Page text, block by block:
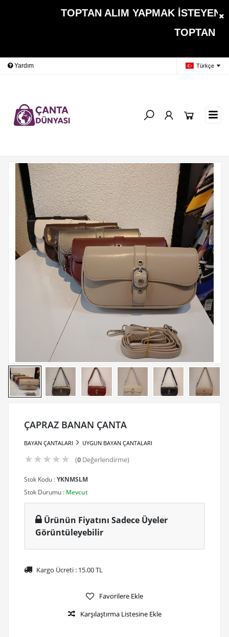
TOPTAN ALIM YAPMAK İSTEYEN
TOPTAN
Yardım Türkçe
ÇAPRAZ BANAN ÇANTA
BAYAN ÇANTALARI UYGUN BAYAN ÇANTALARI
★★★★★ (0Değerlendirme)
Stok Kodu :YKNMSLM
Stok Durumu : Mevcut
Ürünün Fiyatını Sadece Üyeler
Görüntüleyebilir
Kargo Ücreti : 15.00TL
Favorilere Ekle
Karşılaştırma Listesine Ekle